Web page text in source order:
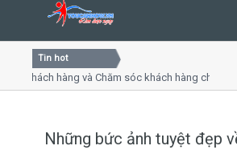
Close
Home
Tin hot
hàng và Chăm sóc khách hàng chuyên nghiệp
Những bức ảnh tuyệt đẹp